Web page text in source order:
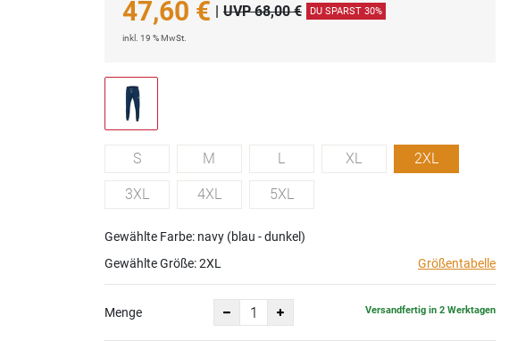
47,60 € | UVP 68,00 € DU SPARST 30%
inkl. 19 % MwSt.
S M L XL 2XL
3XL 4XL 5XL
Gewählte Farbe: navy (blau - dunkel)
Gewählte Größe:2XL Größentabelle
Menge Versandfertig in 2 Werktagen